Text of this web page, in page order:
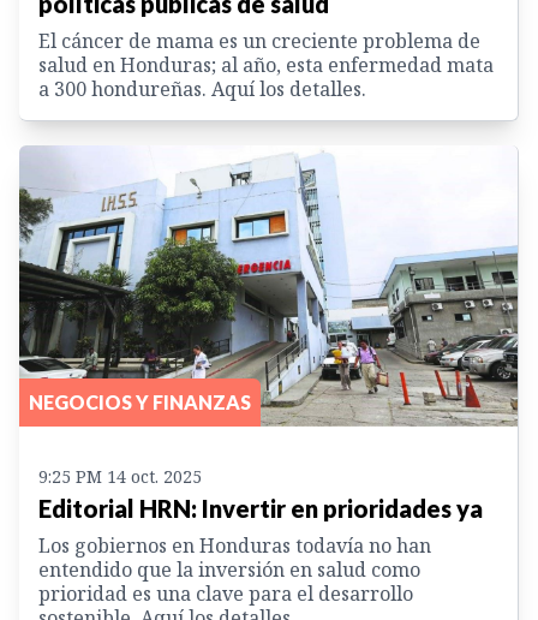
El cáncer de mama es un creciente problema de
salud en Honduras; al año, esta enfermedad mata
a 300 hondureñas. Aquí los detalles.
NEGOCIOS Y FINANZAS
9:25 PM 14 oct. 2025
Editorial HRN: Invertir en prioridades ya
Los gobiernos en Honduras todavía no han
entendido que la inversión en salud como
prioridad es una clave para el desarrollo